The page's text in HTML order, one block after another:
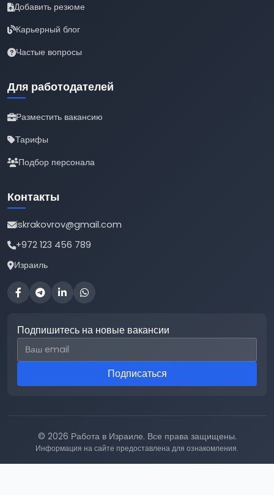
Добавить резюме
Карьерный блог
Частые вопросы
Для работодателей
Разместить вакансию
Тарифы
Подбор персонала
Контакты
iskrakovrov@gmail.com
+972 123 456 789
Израиль
Подпишитесь на новые вакансии
Email для подписки
Подписаться
© 2026 Работа в Израиле. Все права защищены.
Информация на сайте предоставлена для ознакомления.